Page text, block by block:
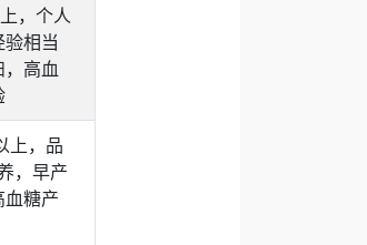
，个人
相当
高血
上，品
，早产
糖产